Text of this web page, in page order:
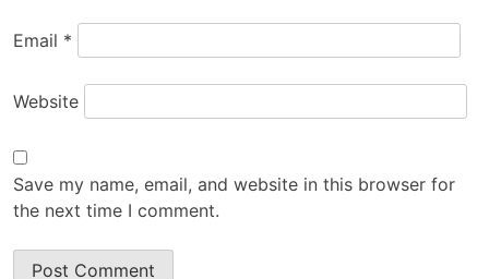
Email *
Website
Save my name, email, and website in this browser for
the next time I comment.